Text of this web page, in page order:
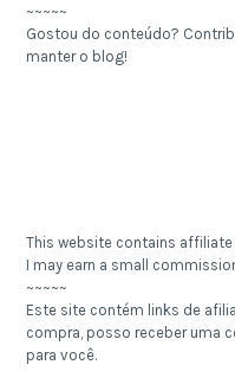
~~~~~
Gostou do conteúdo?
manter o blog!
This website contains affiliate
I may earn a small
~~~~~
Este site contém links de
compra, posso receber uma
para você.